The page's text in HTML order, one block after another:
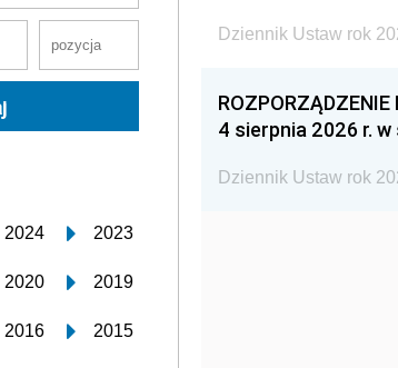
2024 2023
2020 2019
2016 2015
Dziennik Ustaw rok
4 sierpnia 2026 r.
Dziennik Ustaw rok